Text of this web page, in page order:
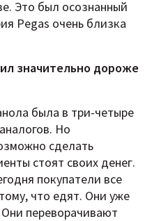
Это был осознанный
Pegas очень близка
значительно дороже
была в три-четыре
Но
сделать
стоят своих денег.
покупатели все
что едят. Они уже
переворачивают